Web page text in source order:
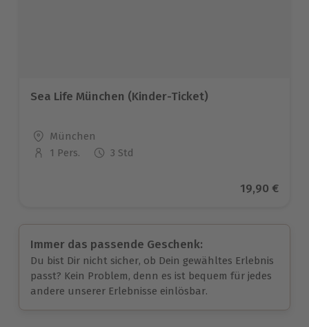
Sea Life München (Kinder-Ticket)
Standort
München
Anzahl der Teilnehmer
1 Pers. 3 Std
Aktueller
19,90 €
Immer das passende Geschenk:
Du bist Dir nicht sicher, ob Dein gewähltes Erlebnis
passt? Kein Problem, denn es ist bequem für jedes
andere unserer Erlebnisse einlösbar.